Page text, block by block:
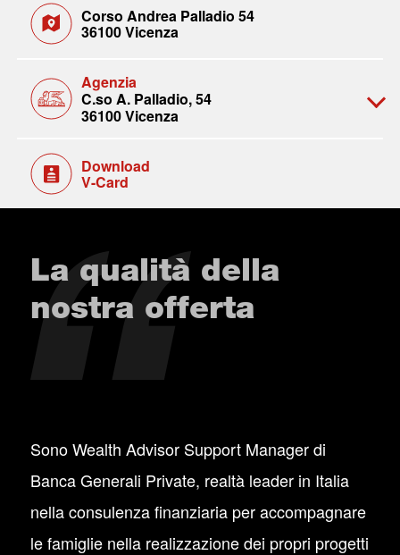
Corso Andrea Palladio 54
36100 Vicenza
Agenzia
C.so A. Palladio, 54
36100 Vicenza
Download
V-Card
La qualità della
nostra offerta
Sono Wealth Advisor Support Manager di
Banca Generali Private, realtà leader in Italia
nella consulenza finanziaria per accompagnare
le famiglie nella realizzazione dei propri progetti